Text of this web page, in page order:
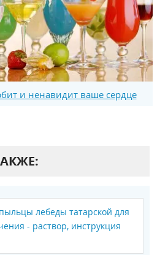
и ненавидит ваше сердце
лебеды татарской для
- раствор, инструкция